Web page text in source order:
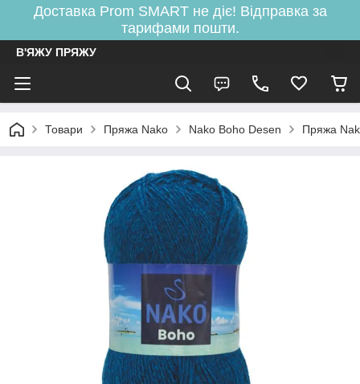
Доставка Prom SMART не діє! Відправка за
тарифами пошти.
В'ЯЖУ ПРЯЖУ
Товари Пряжа Nako Nako Boho Desen Пряжа